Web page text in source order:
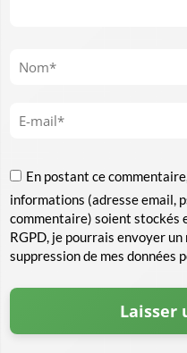
En postant ce
informations (adresse email,
commentaire) soient stockés
RGPD, je pourrais envoyer
suppression de mes données